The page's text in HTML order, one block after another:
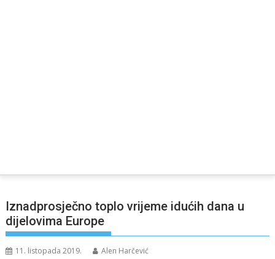
Iznadprosječno toplo vrijeme idućih dana u
dijelovima Europe
11. listopada 2019. Alen Harčević